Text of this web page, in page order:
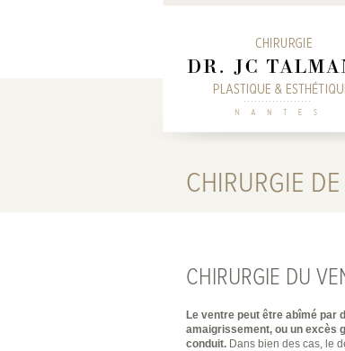
CHIRURGIE
CHIRURGIE DU
Le ventre peut être abîmé par
amaigrissement, ou un excès
conduit. Dans bien des cas, le